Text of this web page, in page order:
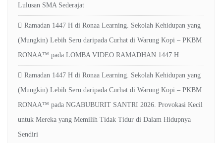
Lulusan SMA Sederajat
Ramadan 1447 H di Ronaa Learning. Sekolah Kehidupan yang
(Mungkin) Lebih Seru daripada Curhat di Warung Kopi – PKBM
RONAA™ pada LOMBA VIDEO RAMADHAN 1447 H
Ramadan 1447 H di Ronaa Learning. Sekolah Kehidupan yang
(Mungkin) Lebih Seru daripada Curhat di Warung Kopi – PKBM
RONAA™ pada NGABUBURIT SANTRI 2026. Provokasi Kecil
untuk Mereka yang Memilih Tidak Tidur di Dalam Hidupnya
Sendiri